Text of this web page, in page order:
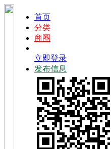
首页
分类
商圈
立即登录
发布信息